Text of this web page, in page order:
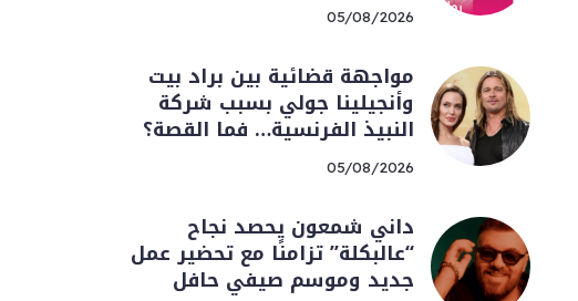
05/08/2026
مواجهة قضائية بين براد بيت
وأنجيلينا جولي بسبب شركة
النبيذ الفرنسية… فما القصة؟
05/08/2026
داني شمعون يحصد نجاح
“عالبكلة” تزامنًا مع تحضير عمل
جديد وموسم صيفي حافل